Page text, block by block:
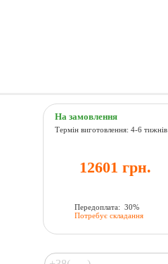
На замовлення
Термін виготовлення: 4-6 тижнів
12601 грн.
Передоплата: 30%
Потребує складання